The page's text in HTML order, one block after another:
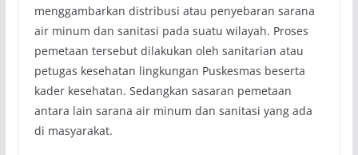
menggambarkan distribusi atau penyebaran sarana
air minum dan sanitasi pada suatu wilayah. Proses
pemetaan tersebut dilakukan oleh sanitarian atau
petugas kesehatan lingkungan Puskesmas beserta
kader kesehatan. Sedangkan sasaran pemetaan
antara lain sarana air minum dan sanitasi yang ada
di masyarakat.